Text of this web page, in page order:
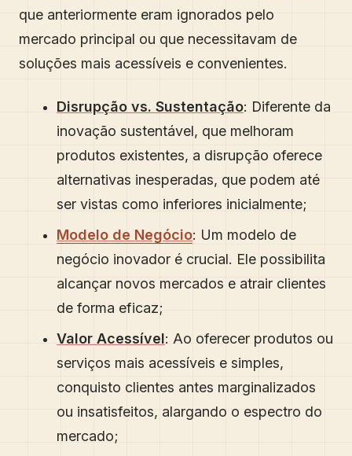
que anteriormente eram ignorados pelo
mercado principal ou que necessitavam de
soluções mais acessíveis e convenientes.
Disrupção vs. Sustentação: Diferente da
inovação sustentável, que melhoram
produtos existentes, a disrupção oferece
alternativas inesperadas, que podem até
ser vistas como inferiores inicialmente;
Modelo de Negócio: Um modelo de
negócio inovador é crucial. Ele possibilita
alcançar novos mercados e atrair clientes
de forma eficaz;
Valor Acessível: Ao oferecer produtos ou
serviços mais acessíveis e simples,
conquisto clientes antes marginalizados
ou insatisfeitos, alargando o espectro do
mercado;